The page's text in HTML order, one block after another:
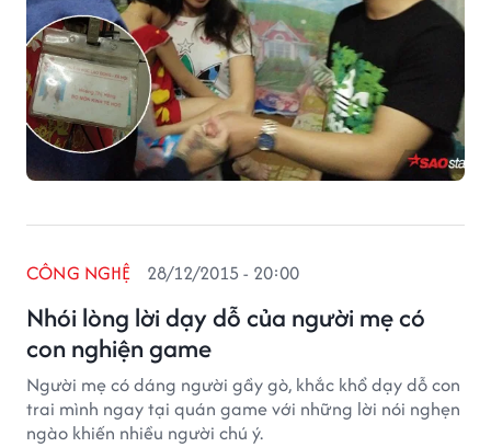
Nhói lòng lời dạy dỗ của người mẹ có
con nghiện game
CÔNG NGHỆ 28/12/2015 - 20:00
Người mẹ có dáng người gầy gò, khắc khổ dạy dỗ con
trai mình ngay tại quán game với những lời nói nghẹn
ngào khiến nhiều người chú ý.